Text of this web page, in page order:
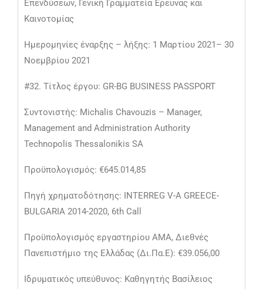
Επενδύσεων, Γενική Γραμματεία Έρευνας και
Καινοτομίας
Ημερομηνίες έναρξης – λήξης: 1 Μαρτίου 2021– 30
Νοεμβρίου 2021
#32. Τίτλος έργου: GR-BG BUSINESS PASSPORT
Συντονιστής: Michalis Chavouzis – Manager,
Management and Administration Authority
Technopolis Thessalonikis SA
Προϋπολογισμός: €645.014,85
Πηγή χρηματοδότησης: INTERREG V-A GREECE-
BULGARIA 2014-2020, 6th Call
Προϋπολογισμός εργαστηρίου ΑΜΑ, Διεθνές
Πανεπιστήμιο της Ελλάδας (Δι.Πα.Ε): €39.056,00
Ιδρυματικός υπεύθυνος: Καθηγητής Βασίλειος